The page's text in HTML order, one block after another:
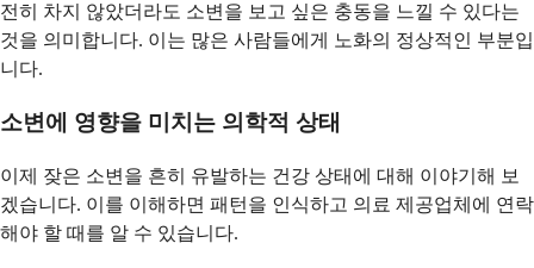
전히 차지 않았더라도 소변을 보고 싶은 충동을 느낄 수 있다는
것을 의미합니다. 이는 많은 사람들에게 노화의 정상적인 부분입
니다.
소변에 영향을 미치는 의학적 상태
이제 잦은 소변을 흔히 유발하는 건강 상태에 대해 이야기해 보
겠습니다. 이를 이해하면 패턴을 인식하고 의료 제공업체에 연락
해야 할 때를 알 수 있습니다.